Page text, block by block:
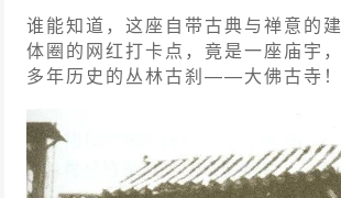
谁能知道，这座自带古典与禅意的
体圈的网红打卡点，竟是一座庙宇
多年历史的丛林古刹——大佛古寺！